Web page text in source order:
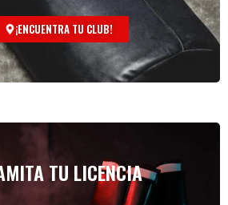
¡ENCUENTRA TU CLUB!
TU LICENCIA